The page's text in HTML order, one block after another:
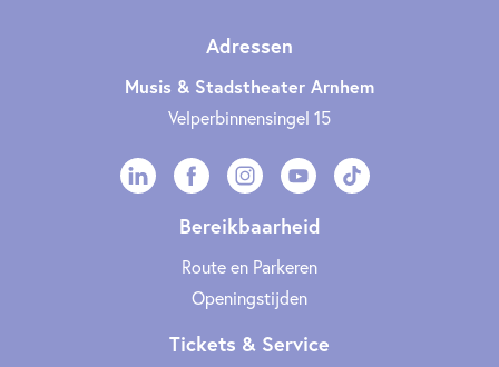
Adressen
Musis & Stadstheater Arnhem
Velperbinnensingel 15
Bereikbaarheid
Route en Parkeren
Openingstijden
Tickets & Service